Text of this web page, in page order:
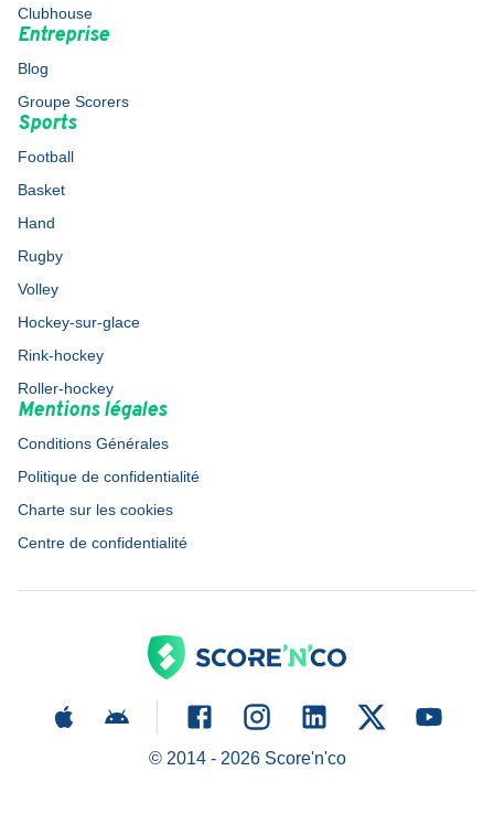
Clubhouse
Entreprise
Blog
Groupe Scorers
Sports
Football
Basket
Hand
Rugby
Volley
Hockey-sur-glace
Rink-hockey
Roller-hockey
Mentions légales
Conditions Générales
Politique de confidentialité
Charte sur les cookies
Centre de confidentialité
© 2014 - 2026Score'n'co